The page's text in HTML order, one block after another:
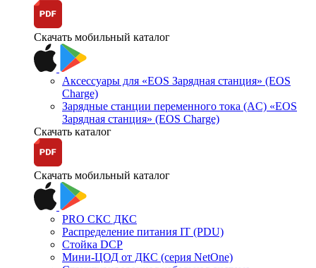
Скачать мобильный каталог
Аксессуары для «EOS Зарядная станция» (EOS
Charge)
Зарядные станции переменного тока (AC) «EOS
Зарядная станция» (EOS Charge)
Скачать каталог
Скачать мобильный каталог
PRO СКС ДКС
Распределение питания IT (PDU)
Стойка DCP
Мини-ЦОД от ДКС (серия NetOne)